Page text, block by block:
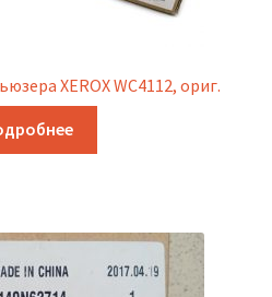
XEROX WC4112, ориг.